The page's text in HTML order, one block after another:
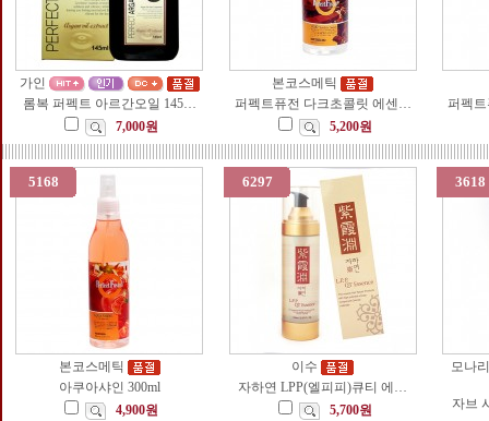
가인
롬복 퍼펙트 아르간오일 145…
7,000원
본코스메틱
퍼펙트퓨전 다크초콜릿 에센…
5,200원
퍼펙
5168
본코스메틱
아쿠아샤인 300ml
4,900원
6297
이수
자하연 LPP(엘피피)큐티 에…
5,700원
3618
모나
자브